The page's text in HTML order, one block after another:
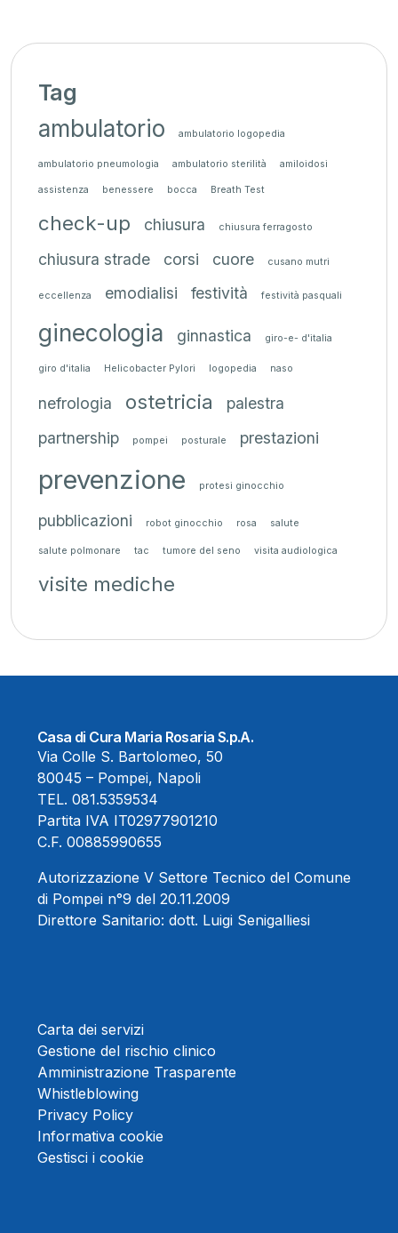
Tag
ambulatorio ambulatorio logopedia
ambulatorio pneumologia ambulatorio sterilità amiloidosi
assistenza benessere bocca Breath Test
check-up chiusura chiusura ferragosto
chiusura strade corsi cuore cusano mutri
eccellenza emodialisi festività festività pasquali
ginecologia ginnastica giro-e- d'italia
giro d'italia Helicobacter Pylori logopedia naso
nefrologia ostetricia
palestra
partnership
pompei posturale prestazioni
prevenzione protesi ginocchio
pubblicazioni robot ginocchio rosa salute
salute polmonare tac tumore del seno visita audiologica
visite mediche
Casa di Cura Maria Rosaria S.p.A.
Via Colle S. Bartolomeo, 50
80045 – Pompei, Napoli
TEL. 081.5359534
Partita IVA IT02977901210
C.F. 00885990655
Autorizzazione V Settore Tecnico del Comune
di Pompei n°9 del 20.11.2009
Direttore Sanitario: dott. Luigi Senigalliesi
Carta dei servizi
Gestione del rischio clinico
Amministrazione Trasparente
Whistleblowing
Privacy Policy
Informativa cookie
Gestisci i cookie